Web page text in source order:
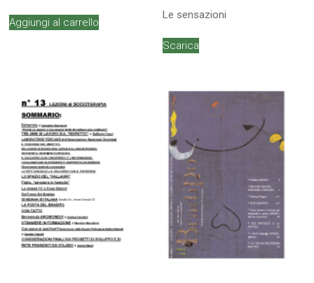
Aggiungi al carrello
Le sensazioni
Scarica